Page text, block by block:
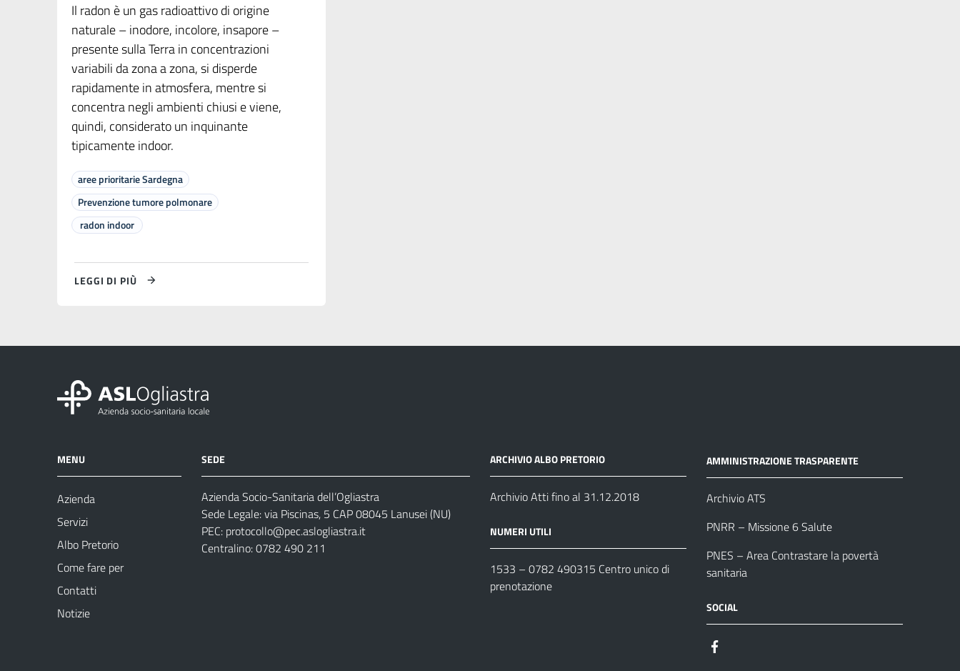
Il radon è un gas radioattivo di origine
naturale – inodore, incolore, insapore –
presente sulla Terra in concentrazioni
variabili da zona a zona, si disperde
rapidamente in atmosfera, mentre si
concentra negli ambienti chiusi e viene,
quindi, considerato un inquinante
tipicamente indoor.
aree prioritarie Sardegna
Prevenzione tumore polmonare
radon indoor
LEGGI DI PIÙ
MENU
Azienda
Servizi
Albo Pretorio
Come fare per
Contatti
Notizie
SEDE
Azienda Socio-Sanitaria dell’Ogliastra
Sede Legale: via Piscinas, 5 CAP 08045 Lanusei (NU)
PEC: protocollo@pec.aslogliastra.it
Centralino: 0782 490 211
ARCHIVIO ALBO PRETORIO
Archivio Atti fino al 31.12.2018
NUMERI UTILI
1533 – 0782 490315 Centro unico di
prenotazione
AMMINISTRAZIONE TRASPARENTE
Archivio ATS
PNRR – Missione 6 Salute
PNES – Area Contrastare la povertà
sanitaria
SOCIAL